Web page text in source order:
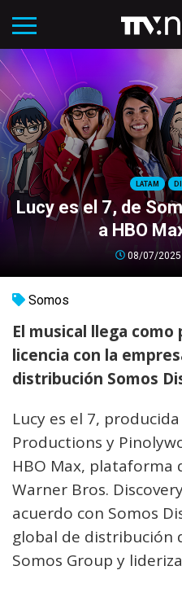
LATAM
Lucy es el 7, de
a HBO
08/07/2025
Somos
El musical llega
licencia con la
distribución Somos
Lucy es el 7,
Productions y
HBO Max, plataforma
Warner Bros.
acuerdo con Somos
global de distribución
Somos Group y